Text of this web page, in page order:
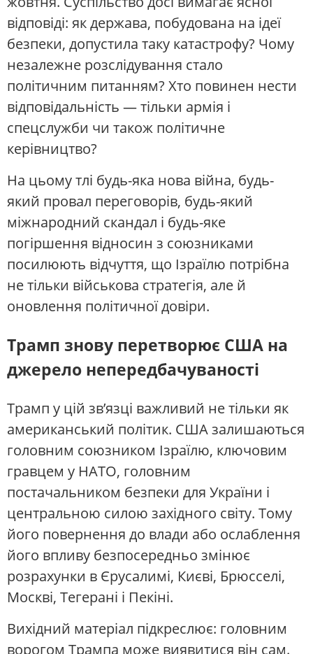
відповіді: як держава, побудована на ідеї
безпеки, допустила таку катастрофу? Чому
незалежне розслідування стало
політичним питанням? Хто повинен нести
відповідальність — тільки армія і
спецслужби чи також політичне
керівництво?
На цьому тлі будь-яка нова війна, будь-
який провал переговорів, будь-який
міжнародний скандал і будь-яке
погіршення відносин з союзниками
посилюють відчуття, що Ізраїлю потрібна
не тільки військова стратегія, але й
оновлення політичної довіри.
Трамп знову перетворює США на
джерело непередбачуваності
Трамп у цій зв’язці важливий не тільки як
американський політик. США залишаються
головним союзником Ізраїлю, ключовим
гравцем у НАТО, головним
постачальником безпеки для України і
центральною силою західного світу. Тому
його повернення до влади або ослаблення
його впливу безпосередньо змінює
розрахунки в Єрусалимі, Києві, Брюсселі,
Москві, Тегерані і Пекіні.
Вихідний матеріал підкреслює: головним
ворогом Трампа може виявитися він сам.